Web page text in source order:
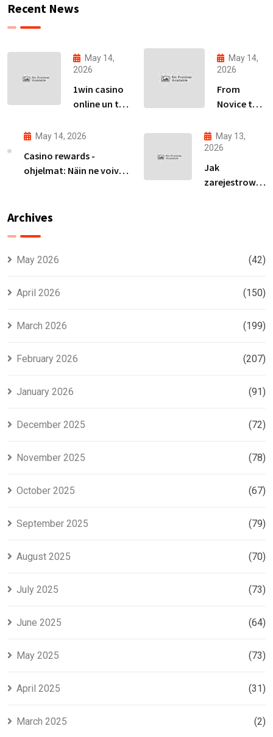
Recent News
May 14,
2026
1win casino
online un tā
izpēte
tirgū
May 14,
2026
From
Novice to
Your Path
to
an Avia
May 14, 2026
Casino rewards -
ohjelmat: Näin ne voivat
May 13,
2026
Jak
zarejestrować
Archives
May 2026 (42)
April 2026 (150)
March 2026 (199)
February 2026 (207)
January 2026 (91)
December 2025 (72)
November 2025 (78)
October 2025 (67)
September 2025 (79)
August 2025 (70)
July 2025 (73)
June 2025 (64)
May 2025 (73)
April 2025 (31)
March 2025 (2)